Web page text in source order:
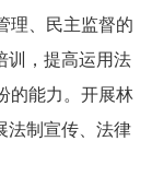
理、民主监督的
训，提高运用法
的能力。开展林
法制宣传、法律